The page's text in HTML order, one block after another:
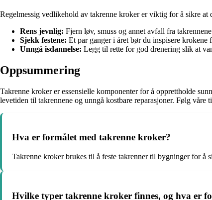
Regelmessig vedlikehold av takrenne kroker er viktig for å sikre
Rens jevnlig: Fjern løv, smuss og annet avfall fra
Sjekk festene: Et par ganger i året bør du inspisere krokene
Unngå isdannelse: Legg til rette for god drenering slik at
Oppsummering
Takrenne kroker er essensielle komponenter for å opprettholde
levetiden til takrennene og unngå kostbare reparasjoner. Følg
Hva er formålet med takrenne kroker?
Takrenne kroker brukes til å feste takrenner til bygninger for
Hvilke typer takrenne kroker finnes, og hva er